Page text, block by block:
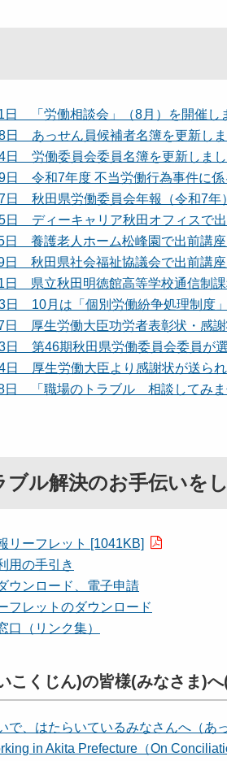
「労働相談会」（8月）を開催し
日 あっせん員候補者名簿を更新し
日 労働委員会委員名簿を更新しま
日 令和7年度 不当労働行為事件に係
日 秋田県労働委員会年報（令和7年
日 ディーキャリア秋田オフィスで
養護老人ホーム松峰園で出前講座
秋田県社会福祉協議会で出前講座
県立秋田明徳館高等学校通信制課
日 10月は「個別労働紛争処理制度
厚生労働大臣功労者表彰状・感謝
日 第46期秋田県労働委員会委員が
日 厚生労働大臣より感謝状が送ら
「職場のトラブル 相談してみま
ブル解決のお手伝いを
リーフレット [1041KB]
用の手引き
ウンロード、電子申請
フレットのダウンロード
口（リンク集）
こくじん)の皆様(みなさま)
で、はたらいているみなさんへ（あ
in Akita Prefecture（On